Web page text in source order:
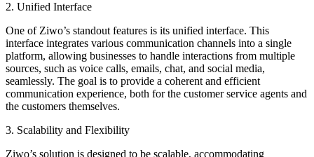
2. Unified Interface
One of Ziwo’s standout features is its unified interface. This
interface integrates various communication channels into a single
platform, allowing businesses to handle interactions from multiple
sources, such as voice calls, emails, chat, and social media,
seamlessly. The goal is to provide a coherent and efficient
communication experience, both for the customer service agents and
the customers themselves.
3. Scalability and Flexibility
Ziwo’s solution is designed to be scalable, accommodating